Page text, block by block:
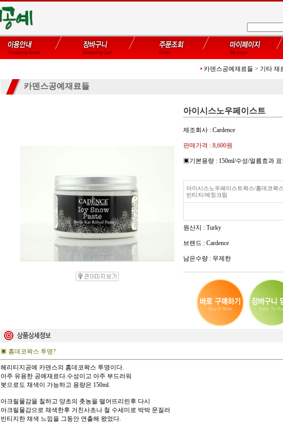
카덴스공예재료들 > 기타 재
카덴스공예재료들
아이시스노우페이스트
제조회사 : Cardence
판매가격 : 8,600원
▣기본용량 : 150ml/수성/얼름효과
아이시스노우페이스트왁스/홈데코왁
빈티지/에칭크림
원산지 : Turky
브랜드 : Cardence
남은수량 : 무제한
▣ 홈데코왁스 투명?
헤리티지공예 카덴스의 홈데코왁스 투명이다.
아주 유용한 공예재료다.수성이고 아주 부드러워
붓으로도 채색이 가능하고 용량은 150ml.
아크릴물감을 칠하고 양초의 촛농을 떨어뜨리린후 다시
아크릴물감으로 채색한후 거친사초나 철 수세미로 박박 문질러
빈티지한 채색 느낌을 그동안 연출해 왔었다.